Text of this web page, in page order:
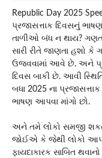
Republic Day 2025
પ્રજાસત્તાક દિવસનું
તાળીઓ બંધ ન થાય?
સારી રીતે જાણતા હશો
ઉજવવામાં આવે છે. અને
દિવસ બાકી છે. આવી
બધા 2025 ના
ભાષણ આપવા માંગો છો.
અને તમે લોકો સમજી
જોઈએ કે જેથી લોકો
ફાયદાકારક સાબિત